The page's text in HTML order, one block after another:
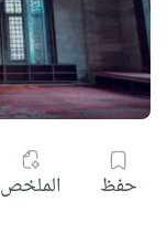
حفظ الملخص